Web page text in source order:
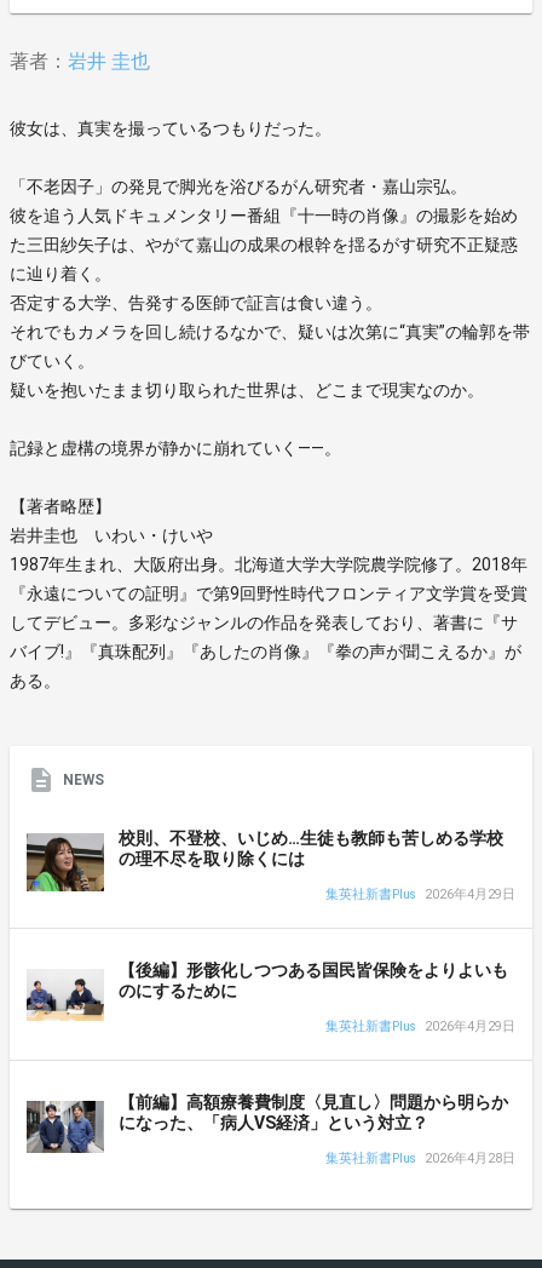
著者： 岩井 圭也
彼女は、真実を撮っているつもりだった。
「不老因子」の発見で脚光を浴びるがん研究者・嘉山宗弘。
彼を追う人気ドキュメンタリー番組『十一時の肖像』の撮影を始め
た三田紗矢子は、やがて嘉山の成果の根幹を揺るがす研究不正疑惑
に辿り着く。
否定する大学、告発する医師で証言は食い違う。
それでもカメラを回し続けるなかで、疑いは次第に“真実”の輪郭を帯
びていく。
疑いを抱いたまま切り取られた世界は、どこまで現実なのか。
記録と虚構の境界が静かに崩れていく――。
【著者略歴】
岩井圭也 いわい・けいや
1987年生まれ、大阪府出身。北海道大学大学院農学院修了。2018年
『永遠についての証明』で第9回野性時代フロンティア文学賞を受賞
してデビュー。多彩なジャンルの作品を発表しており、著書に『サ
バイブ!』『真珠配列』『あしたの肖像』『拳の声が聞こえるか』が
ある。
NEWS
校則、不登校、いじめ…生徒も教師も苦しめる学校
の理不尽を取り除くには
集英社新書Plus 2026年4月29日
【後編】形骸化しつつある国民皆保険をよりよいも
のにするために
集英社新書Plus 2026年4月29日
【前編】高額療養費制度〈見直し〉問題から明らか
になった、「病人VS経済」という対立？
集英社新書Plus 2026年4月28日